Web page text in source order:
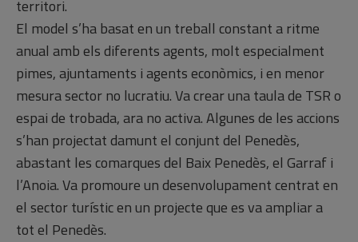
territori.
El model s’ha basat en un treball constant a ritme
anual amb els diferents agents, molt especialment
pimes, ajuntaments i agents econòmics, i en menor
mesura sector no lucratiu. Va crear una taula de TSR o
espai de trobada, ara no activa. Algunes de les accions
s’han projectat damunt el conjunt del Penedès,
abastant les comarques del Baix Penedès, el Garraf i
l’Anoia. Va promoure un desenvolupament centrat en
el sector turístic en un projecte que es va ampliar a
tot el Penedès.